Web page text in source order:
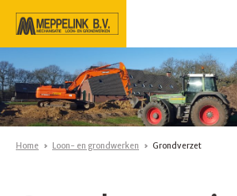
Home Loon- en grondwerken Grondverzet